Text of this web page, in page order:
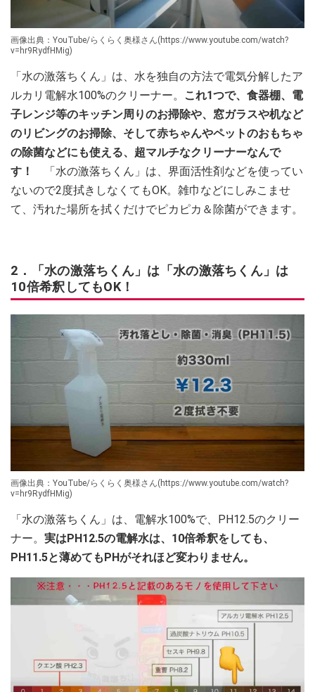
画像出典：YouTube/らくらく奥様さん(https://www.youtube.com/watch?
v=hr9RydfHMig)
「水の激落ちくん」は、水を独自の方法で電気分解したア
ルカリ電解水100%のクリーナー。
これ1つで、食器棚、電
子レンジ等のキッチン周りのお掃除や、窓ガラスや机など
のリビングのお掃除、そして赤ちゃんやペットのおもちゃ
の除菌などにも使える、超マルチなクリーナーなんで
す！
「水の激落ちくん」は、界面活性剤などを使ってい
ないので2度拭きしなくてもOK。雑巾などにしみこませ
て、汚れた場所を拭くだけでピカピカ＆除菌ができます。
2．「水の激落ちくん」は「水の激落ちくん」は
10倍希釈してもOK！
画像出典：YouTube/らくらく奥様さん(https://www.youtube.com/watch?
v=hr9RydfHMig)
「水の激落ちくん」は、電解水100%で、PH12.5のクリー
ナー。 実はPH12.5の電解水は、10倍希釈をしても、
PH11.5と薄めてもPHがそれほど変わりません。